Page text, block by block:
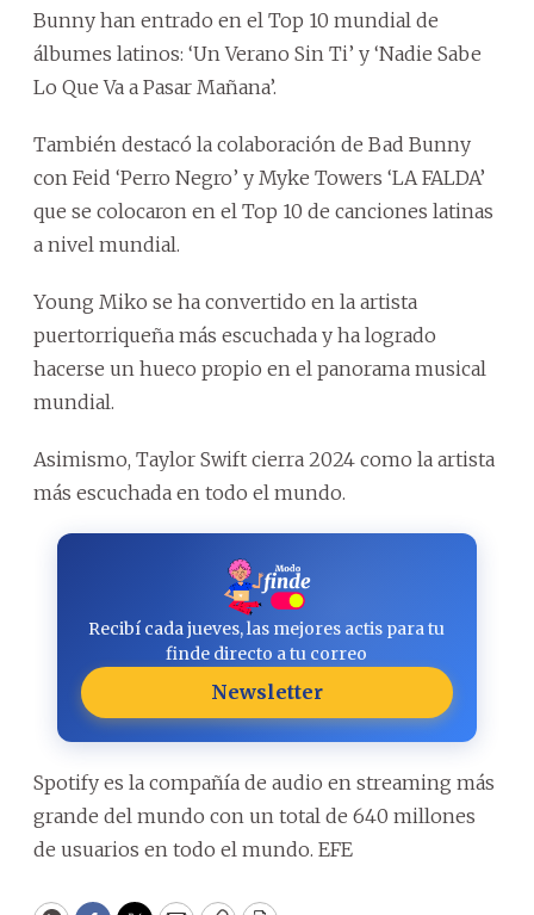
Bunny han entrado en el Top 10 mundial de
álbumes latinos: ‘Un Verano Sin Ti’ y ‘Nadie Sabe
Lo Que Va a Pasar Mañana’.
También destacó la colaboración de Bad Bunny
con Feid ‘Perro Negro’ y Myke Towers ‘LA FALDA’
que se colocaron en el Top 10 de canciones latinas
a nivel mundial.
Young Miko se ha convertido en la artista
puertorriqueña más escuchada y ha logrado
hacerse un hueco propio en el panorama musical
mundial.
Asimismo, Taylor Swift cierra 2024 como la artista
más escuchada en todo el mundo.
Recibí cada jueves, las mejores actis para tu
finde directo a tu correo
Newsletter
Spotify es la compañía de audio en streaming más
grande del mundo con un total de 640 millones
de usuarios en todo el mundo. EFE